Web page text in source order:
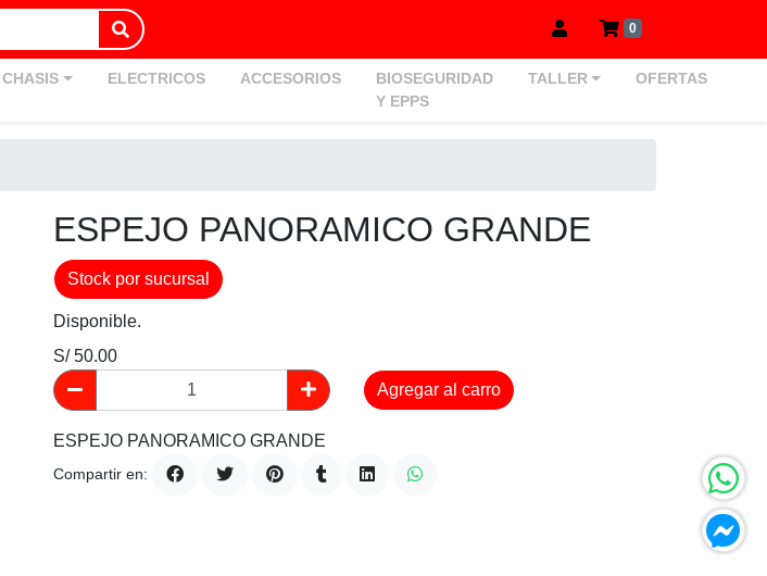
0
CHASIS ELECTRICOS ACCESORIOS
BIOSEGURIDAD
Y EPPS
TALLER OFERTAS
ESPEJO PANORAMICO GRANDE
Stock por sucursal
Disponible.
S/ 50.00
Agregar al carro
ESPEJO PANORAMICO GRANDE
Compartir en: